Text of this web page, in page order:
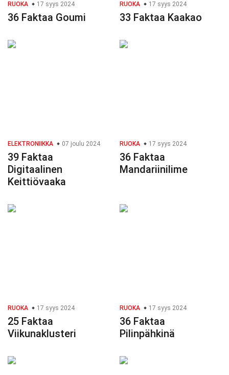
RUOKA 17 syys 2024
36 Faktaa Goumi
RUOKA 17 syys 2024
33 Faktaa Kaakao
ELEKTRONIIKKA 07 joulu 2024
39 Faktaa
Digitaalinen
Keittiövaaka
RUOKA 17 syys 2024
36 Faktaa
Mandariinilime
RUOKA 17 syys 2024
25 Faktaa
Viikunaklusteri
RUOKA 17 syys 2024
36 Faktaa
Pilinpähkinä